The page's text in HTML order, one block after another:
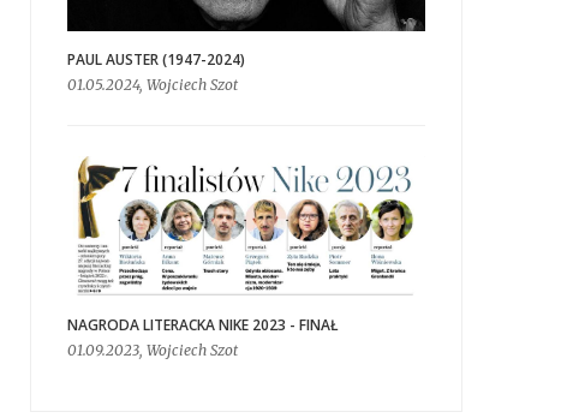
PAUL AUSTER (1947-2024)
01.05.2024, Wojciech Szot
NAGRODA LITERACKA NIKE 2023 - FINAŁ
01.09.2023, Wojciech Szot